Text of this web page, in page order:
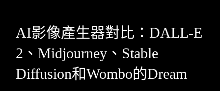
AI影像產生器對比：DALL-E
2、Midjourney、Stable
Diffusion和Wombo的Dream